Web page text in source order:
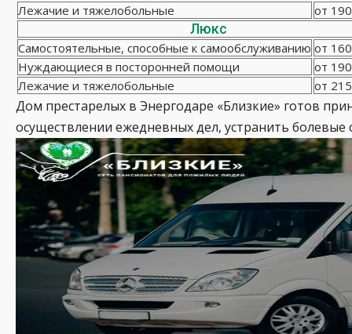
Лежачие и тяжелобольные
от
Люкс
Самостоятельные, способные к самообслуживанию от
Нуждающиеся в посторонней помощи
от
Лежачие и тяжелобольные
от
Дом престарелых в Энергодаре «Близкие» готов
осуществлении ежедневных дел, устранить